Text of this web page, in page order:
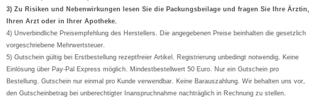
Formoline
Wick
Eucerin
Basica
3) Zu Risiken und Nebenwirkungen lesen Sie die Packungsbeilage und fragen Sie Ihre Ärztin,
Ihren Arzt oder in Ihrer Apotheke.
4) Unverbindliche Preisempfehlung des Herstellers. Die angegebenen Preise beinhalten die gesetzlich
vorgeschriebene Mehrwertsteuer.
5) Gutschein gültig bei Erstbestellung rezeptfreier Artikel. Registrierung unbedingt notwendig. Keine
Einlösung über Pay-Pal Express möglich. Mindestbestellwert 50 Euro. Nur ein Gutschein pro
Bestellung. Gutschein nur einmal pro Kunde verwendbar. Keine Barauszahlung. Wir behalten uns vor,
den Gutscheinbetrag bei unberechtigter Inanspruchnahme nachträglich in Rechnung zu stellen.